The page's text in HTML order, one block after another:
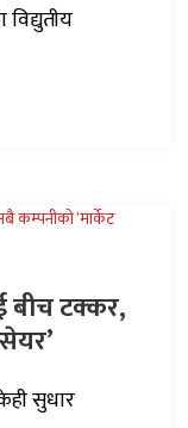
बीच टक्कर,
सुधार